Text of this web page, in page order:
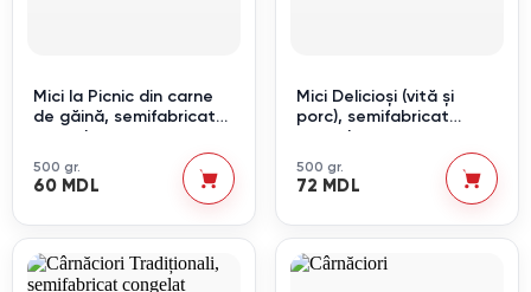
Mici la Picnic din carne
de găină, semifabricat
500 gr.
60 MDL
Mici Delicioși (vită și
porc), semifabricat
500 gr.
72 MDL